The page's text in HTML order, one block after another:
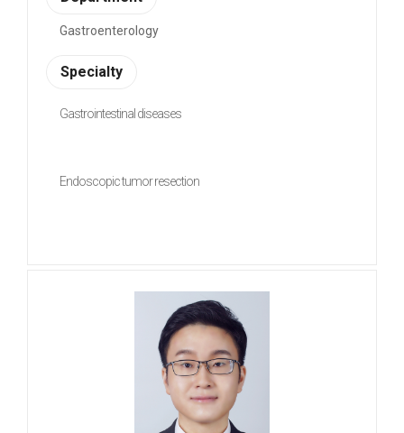
Gastroenterology
Specialty
Gastrointestinal diseases
Endoscopic tumor resection